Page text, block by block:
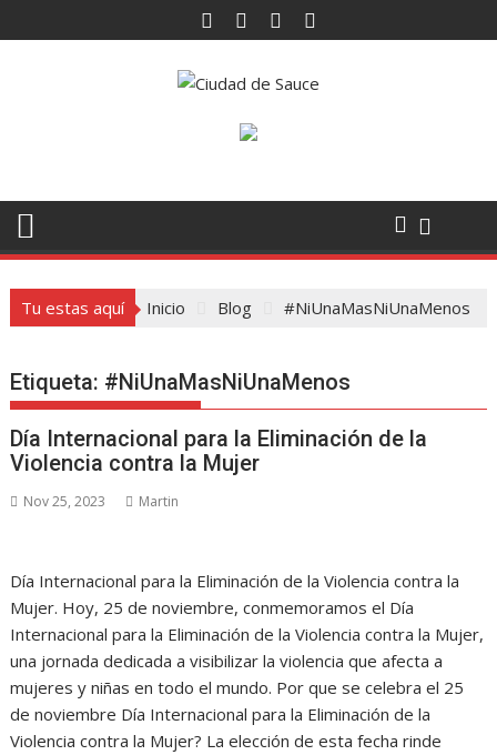
al
Tu estas aquí Inicio Blog #NiUnaMasNiUnaMenos
Etiqueta: #NiUnaMasNiUnaMenos
Día Internacional para la Eliminación de la
Violencia contra la Mujer
Nov 25, 2023 Martin
Día Internacional para la Eliminación de la Violencia contra la
Mujer. Hoy, 25 de noviembre, conmemoramos el Día
Internacional para la Eliminación de la Violencia contra la Mujer,
una jornada dedicada a visibilizar la violencia que afecta a
mujeres y niñas en todo el mundo. Por que se celebra el 25
de noviembre Día Internacional para la Eliminación de la
Violencia contra la Mujer? La elección de esta fecha rinde